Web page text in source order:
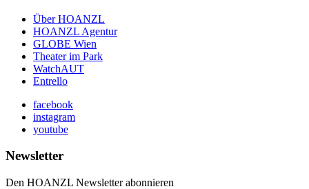
Über HOANZL
HOANZL Agentur
GLOBE Wien
Theater im Park
WatchAUT
Entrello
facebook
instagram
youtube
Newsletter
Den HOANZL Newsletter abonnieren